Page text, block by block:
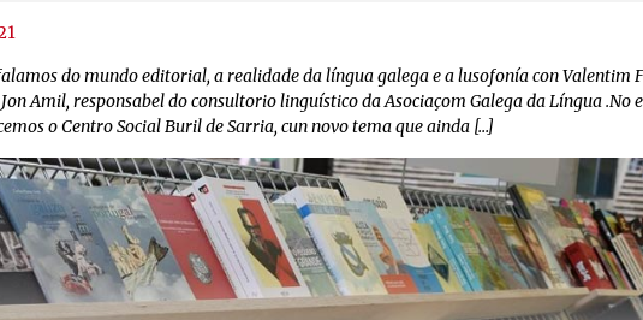
do mundo editorial, a realidade da língua galega e a lusofonía con Valentim
Amil, responsabel do consultorio linguístico da Asociaçom Galega da Língua .No
o Centro Social Buril de Sarria, cun novo tema que ainda […]